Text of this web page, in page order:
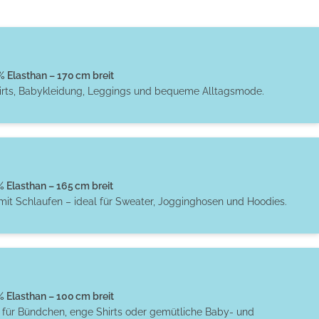
Elasthan – 170 cm breit
Babykleidung, Leggings und bequeme Alltagsmode.
Elasthan – 165 cm breit
Schlaufen – ideal für Sweater, Jogginghosen und Hoodies.
Elasthan – 100 cm breit
Bündchen, enge Shirts oder gemütliche Baby- und